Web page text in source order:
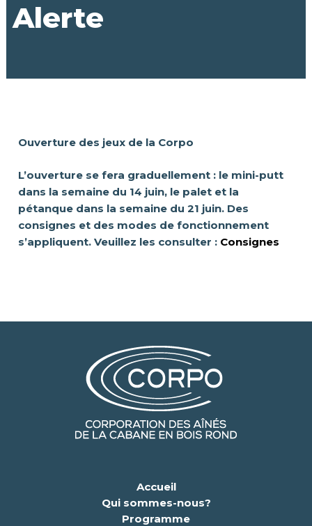
Alerte
Ouverture des jeux de la Corpo
L’ouverture se fera graduellement : le mini-putt
dans la semaine du 14 juin, le palet et la
pétanque dans la semaine du 21 juin. Des
consignes et des modes de fonctionnement
s’appliquent. Veuillez les consulter : Consignes
Accueil
Qui sommes-nous?
Programme